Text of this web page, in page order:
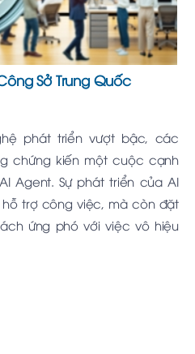
Sở Trung Quốc
phát triển vượt bậc, các
chứng kiến một cuộc cạnh
Agent. Sự phát triển của AI
trợ công việc, mà còn đặt
ứng phó với việc vô hiệu